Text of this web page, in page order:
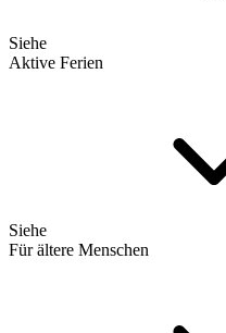
Siehe
Aktive Ferien
Siehe
Für ältere Menschen